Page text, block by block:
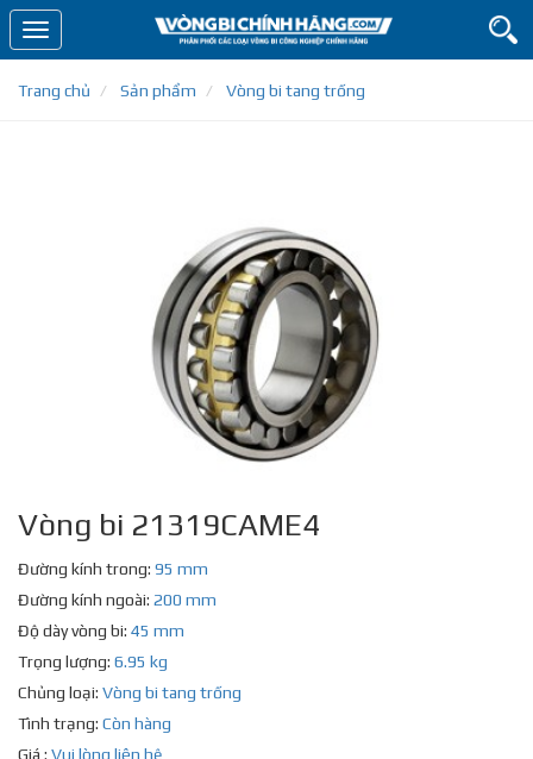
Toggle
navigation
Trang chủ
Sản phẩm Vòng bi tang trống
Vòng bi 21319CAME4
Đường kính trong: 95 mm
Đường kính ngoài: 200 mm
Độ dày vòng bi: 45 mm
Trọng lượng: 6.95 kg
Chủng loại: Vòng bi tang trống
Tình trạng: Còn hàng
Giá : Vui lòng liên hệ